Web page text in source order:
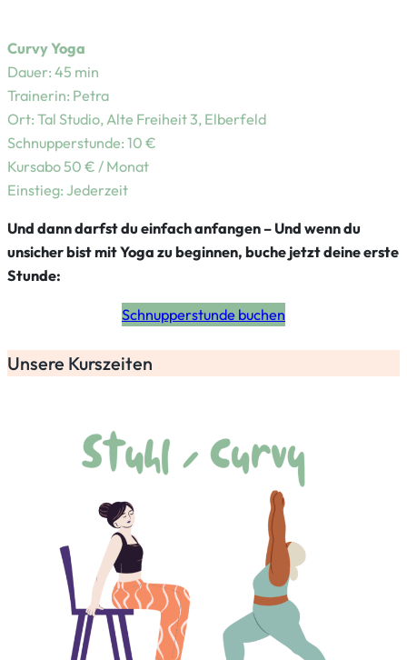
Curvy Yoga
Dauer: 45 min
Trainerin: Petra
Ort: Tal Studio, Alte Freiheit 3, Elberfeld
Schnupperstunde: 10 €
Kursabo 50 € / Monat
Einstieg: Jederzeit
Und dann darfst du einfach anfangen – Und wenn du
unsicher bist mit Yoga zu beginnen, buche jetzt deine erste
Stunde:
Schnupperstunde buchen
Unsere Kurszeiten